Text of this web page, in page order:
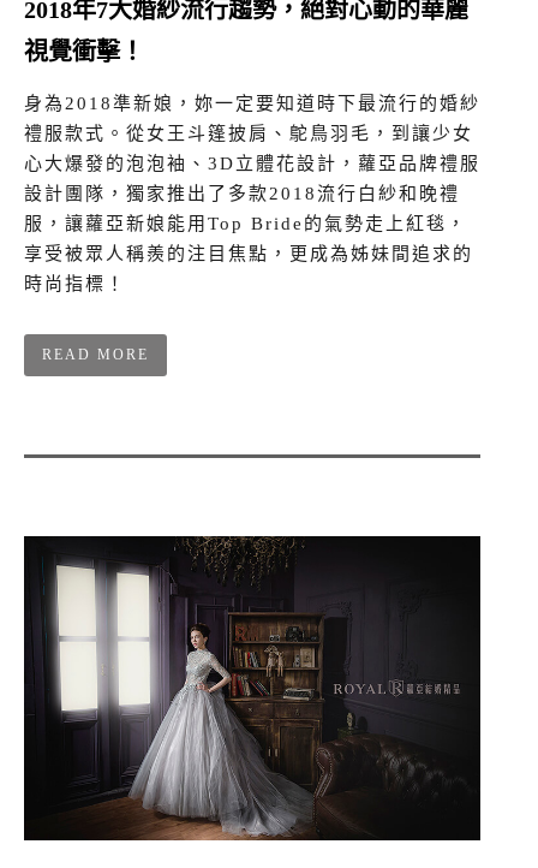
2018年7大婚紗流行趨勢，絕對心動的華麗
視覺衝擊！
身為2018準新娘，妳一定要知道時下最流行的婚紗
禮服款式。從女王斗篷披肩、鴕鳥羽毛，到讓少女
心大爆發的泡泡袖、3D立體花設計，蘿亞品牌禮服
設計團隊，獨家推出了多款2018流行白紗和晚禮
服，讓蘿亞新娘能用Top Bride的氣勢走上紅毯，
享受被眾人稱羨的注目焦點，更成為姊妹間追求的
時尚指標！
READ MORE